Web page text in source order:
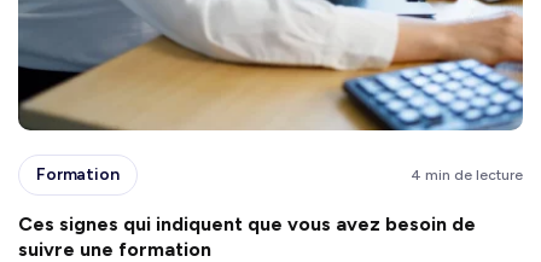
Formation 4 min de lecture
Ces signes qui indiquent que vous avez besoin de
suivre une formation